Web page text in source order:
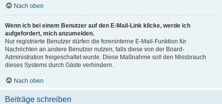
Nach oben
Wenn ich bei einem Benutzer auf den E-Mail-Link klicke, werde ich
aufgefordert, mich anzumelden.
Nur registrierte Benutzer dürfen die foreninterne E-Mail-Funktion für
Nachrichten an andere Benutzer nutzen, falls diese von der Board-
Administration freigeschaltet wurde. Diese Maßnahme soll den Missbrauch
dieses Systems durch Gäste verhindern.
Nach oben
Beiträge schreiben